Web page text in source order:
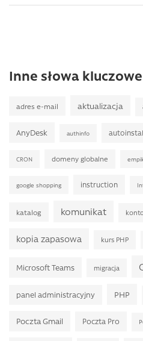
Inne słowa kluczowe
adres e-mail aktualizacja
AnyDesk authinfo
CRON domeny globalne
google shopping instruction
katalog komunikat
kopia zapasowa kurs PHP
Microsoft Teams migracja
panel administracyjny PHP
Poczta Gmail Poczta Pro